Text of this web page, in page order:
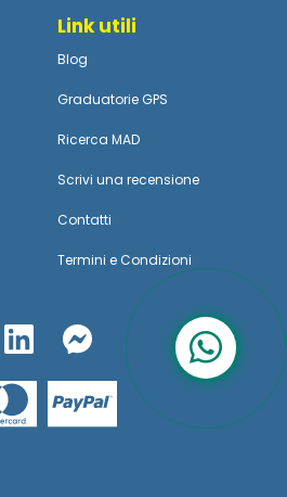
Link utili
Blog
Graduatorie GPS
Ricerca MAD
Scrivi una recensione
Contatti
Termini e Condizioni